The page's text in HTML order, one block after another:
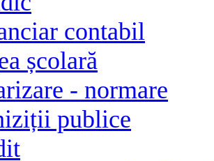
contabil
școlară
- normare
publice